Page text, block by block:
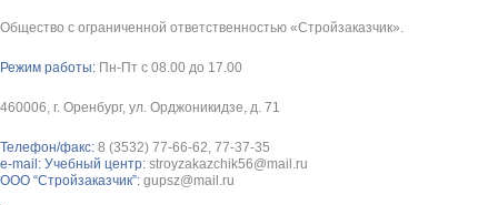
Общество с ограниченной ответственностью «Стройзаказчик».
Режим работы: Пн-Пт с 08.00 до 17.00
460006, г. Оренбург, ул. Орджоникидзе, д. 71
Телефон/факс: 8 (3532) 77-66-62, 77-37-35
e-mail: Учебный центр: stroyzakazchik56@mail.ru
ООО “Стройзаказчик”: gupsz@mail.ru